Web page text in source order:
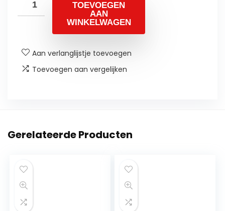
TOEVOEGEN
AAN
WINKELWAGEN
Aan verlanglijstje toevoegen
Toevoegen aan vergelijken
Gerelateerde Producten